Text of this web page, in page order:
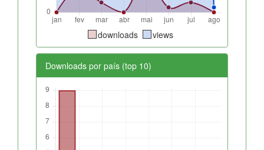
downloads views
Downloads por país (top 10)